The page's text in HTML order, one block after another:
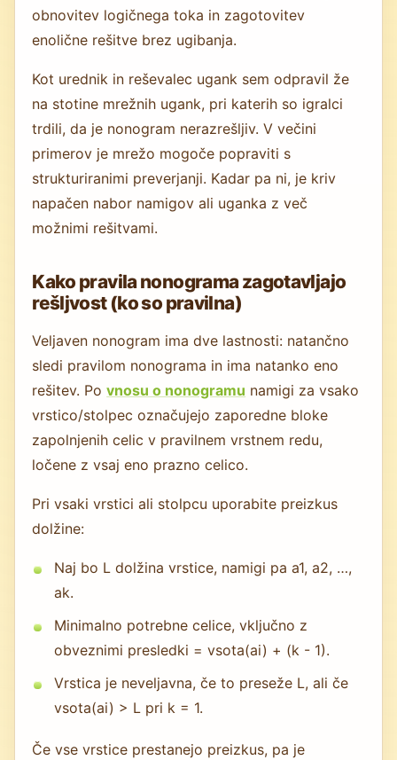
obnovitev logičnega toka in zagotovitev
enolične rešitve brez ugibanja.
Kot urednik in reševalec ugank sem odpravil že
na stotine mrežnih ugank, pri katerih so igralci
trdili, da je nonogram nerazrešljiv. V večini
primerov je mrežo mogoče popraviti s
strukturiranimi preverjanji. Kadar pa ni, je kriv
napačen nabor namigov ali uganka z več
možnimi rešitvami.
Kako pravila nonograma zagotavljajo
rešljvost (ko so pravilna)
Veljaven nonogram ima dve lastnosti: natančno
sledi pravilom nonograma in ima natanko eno
rešitev. Povnosu o nonogramu namigi za vsako
vrstico/stolpec označujejo zaporedne bloke
zapolnjenih celic v pravilnem vrstnem redu,
ločene z vsaj eno prazno celico.
Pri vsaki vrstici ali stolpcu uporabite preizkus
dolžine:
Naj bo L dolžina vrstice, namigi pa a1, a2, …,
ak.
Minimalno potrebne celice, vključno z
obveznimi presledki = vsota(ai) + (k - 1).
Vrstica je neveljavna, če to preseže L, ali če
vsota(ai) > L pri k = 1.
Če vse vrstice prestanejo preizkus, pa je